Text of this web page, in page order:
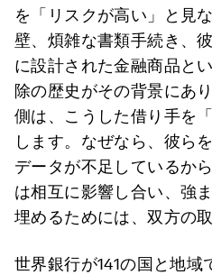
を「リスクが高い」と見
壁、煩雑な書類手続き、
に設計された金融商品と
除の歴史がその背景にあ
側は、こうした借り手を
します。なぜなら、彼ら
データが不足しているか
は相互に影響し合い、強
埋めるためには、双方の
世界銀行が141の国と地域